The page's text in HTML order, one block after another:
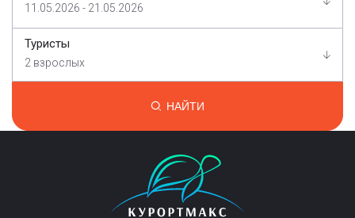
11.05.2026 - 21.05.2026
Туристы
2 взрослых
НАЙТИ